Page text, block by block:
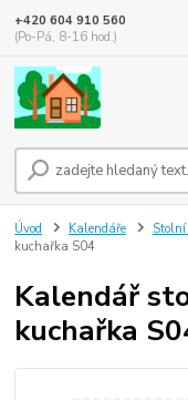
+420 604 910 560
(Po-Pá, 8-16 hod.)
Úvod Kalendáře
kuchařka S04
Kalendář
kuchařka